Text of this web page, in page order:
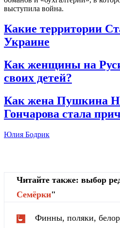
выступила война.
Какие территории
Украине
Как женщины на
своих детей?
Как жена Пушкина
Гончарова стала
Юлия Бодрик
Читайте также: выбор
Cемёрки"
Финны, поляки,